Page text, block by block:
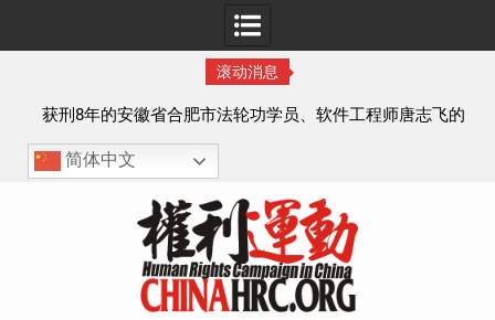
滚动消息
获刑8年的安徽省合肥市法轮功学员、软件工程师唐志飞的
案情及简历
简体中文